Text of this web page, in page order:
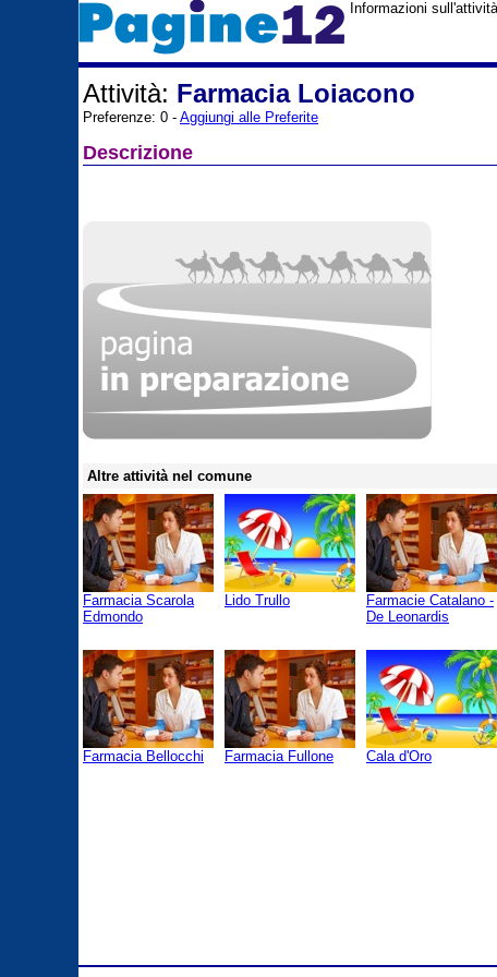
Informazioni
Attività: Farmacia Loiacono
Preferenze: 0 - Aggiungi alle Preferite
Descrizione
Altre attività nel comune
Farmacia Scarola
Edmondo
Lido Trullo
Farmacie Catalano -
De Leonardis
Farmacia Bellocchi Farmacia Fullone Cala d'Oro